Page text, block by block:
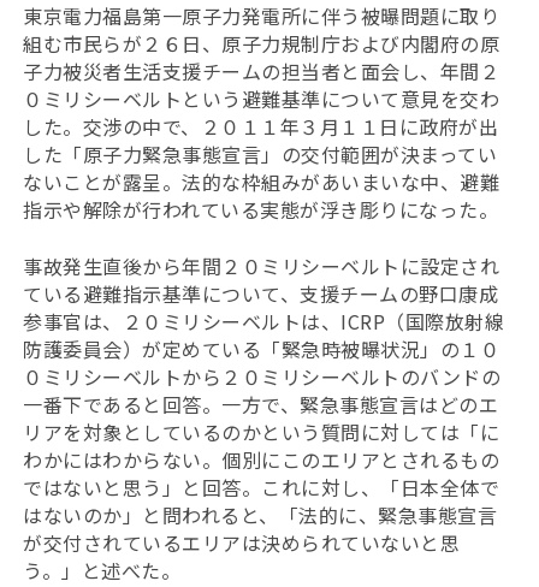
東京電力福島第一原子力発電所に伴う被曝問題に取り
組む市民らが２６日、原子力規制庁および内閣府の原
子力被災者生活支援チームの担当者と面会し、年間２
０ミリシーベルトという避難基準について意見を交わ
した。交渉の中で、２０１１年３月１１日に政府が出
した「原子力緊急事態宣言」の交付範囲が決まってい
ないことが露呈。法的な枠組みがあいまいな中、避難
指示や解除が行われている実態が浮き彫りになった。
事故発生直後から年間２０ミリシーベルトに設定され
ている避難指示基準について、支援チームの野口康成
参事官は、２０ミリシーベルトは、ICRP（国際放射線
防護委員会）が定めている「緊急時被曝状況」の１０
０ミリシーベルトから２０ミリシーベルトのバンドの
一番下であると回答。一方で、緊急事態宣言はどのエ
リアを対象としているのかという質問に対しては「に
わかにはわからない。個別にこのエリアとされるもの
ではないと思う」と回答。これに対し、「日本全体で
はないのか」と問われると、「法的に、緊急事態宣言
が交付されているエリアは決められていないと思
う。」と述べた。